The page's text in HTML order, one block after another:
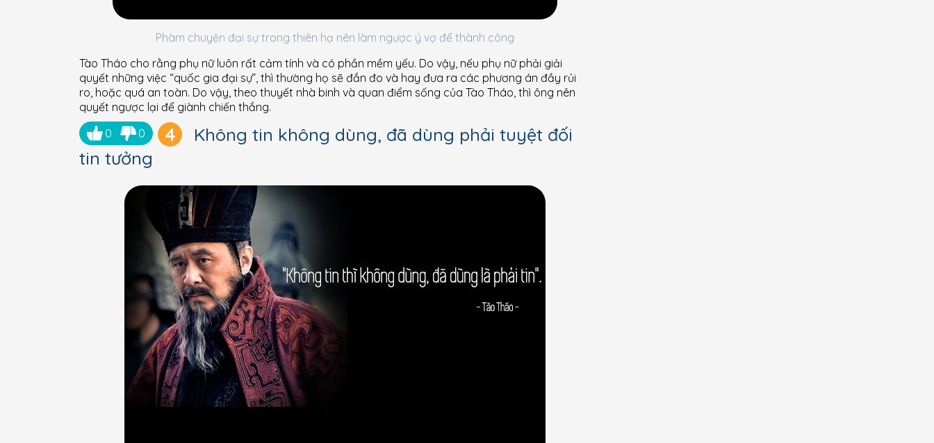
Phàm chuyện đại sự trong thiên hạ nên làm ngược ý vợ để thành công
Tào Tháo cho rằng phụ nữ luôn rất cảm tính và có phần mềm yếu. Do vậy, nếu phụ nữ phải giải
quyết những việc “quốc gia đại sự”, thì thường họ sẽ đắn đo và hay đưa ra các phương án đầy rủi
ro, hoặc quá an toàn. Do vậy, theo thuyết nhà binh và quan điểm sống của Tào Tháo, thì ông nên
quyết ngược lại để giành chiến thắng.
0
0 4
Không tin không dùng, đã dùng phải tuyệt đối
tin tưởng